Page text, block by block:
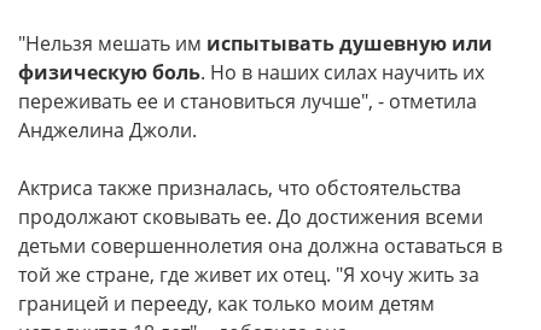
"Нельзя мешать им испытывать душевную или
физическую боль. Но в наших силах научить их
переживать ее и становиться лучше", - отметила
Анджелина Джоли.
Актриса также призналась, что обстоятельства
продолжают сковывать ее. До достижения всеми
детьми совершеннолетия она должна оставаться в
той же стране, где живет их отец. "Я хочу жить за
границей и перееду, как только моим детям